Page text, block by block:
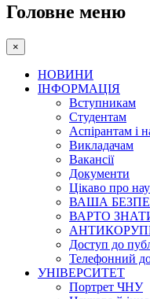
Головне меню
×
НОВИНИ
ІНФОРМАЦІЯ
Вступникам
Студентам
Аспірантам і
Викладачам
Вакансії
Документи
Цікаво про
ВАША
ВАРТО
Доступ до
Телефонний
УНІВЕРСИТЕТ
Портрет ЧНУ